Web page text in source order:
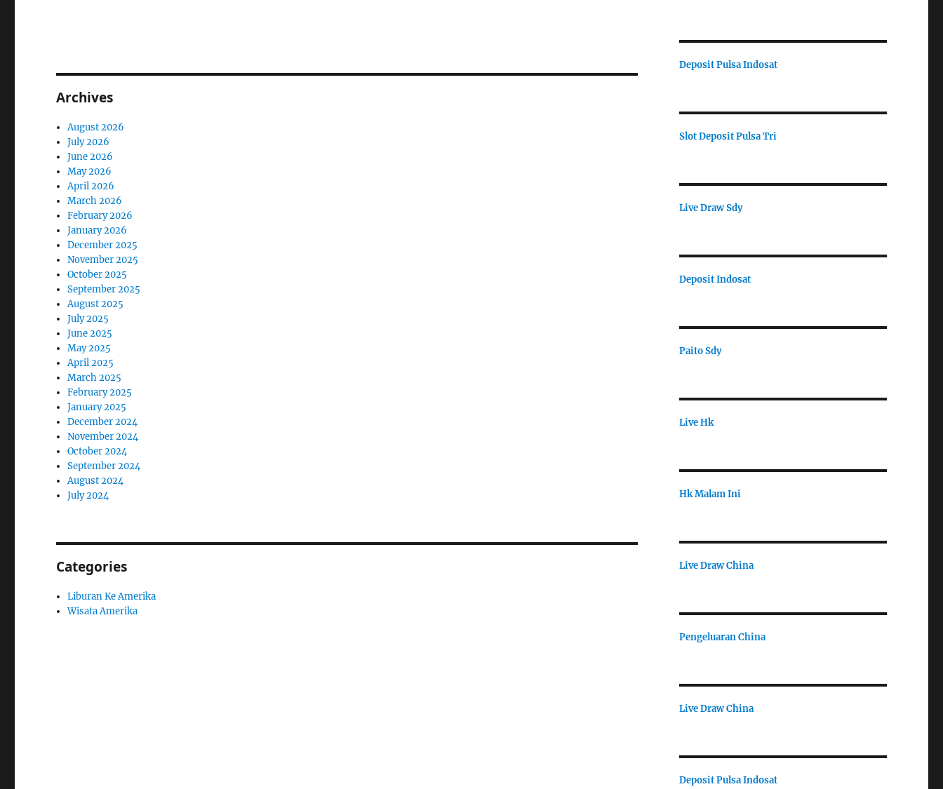
Archives
August 2026
July 2026
June 2026
May 2026
April 2026
March 2026
February 2026
January 2026
December 2025
November 2025
October 2025
September 2025
August 2025
July 2025
June 2025
May 2025
April 2025
March 2025
February 2025
January 2025
December 2024
November 2024
October 2024
September 2024
August 2024
July 2024
Categories
Liburan Ke Amerika
Wisata Amerika
Deposit Pulsa Indosat
Slot Deposit Pulsa Tri
Live Draw Sdy
Deposit Indosat
Paito Sdy
Live Hk
Hk Malam Ini
Live Draw China
Pengeluaran China
Live Draw China
Deposit Pulsa Indosat